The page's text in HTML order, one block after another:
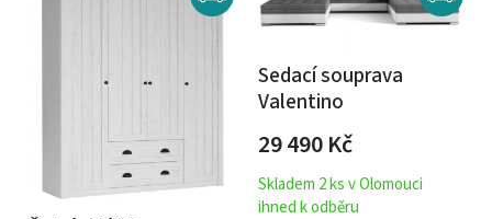
Sedací souprava
Kč
Skladem 2 ks v Olomouci
Kuchyňská linka Diana
120